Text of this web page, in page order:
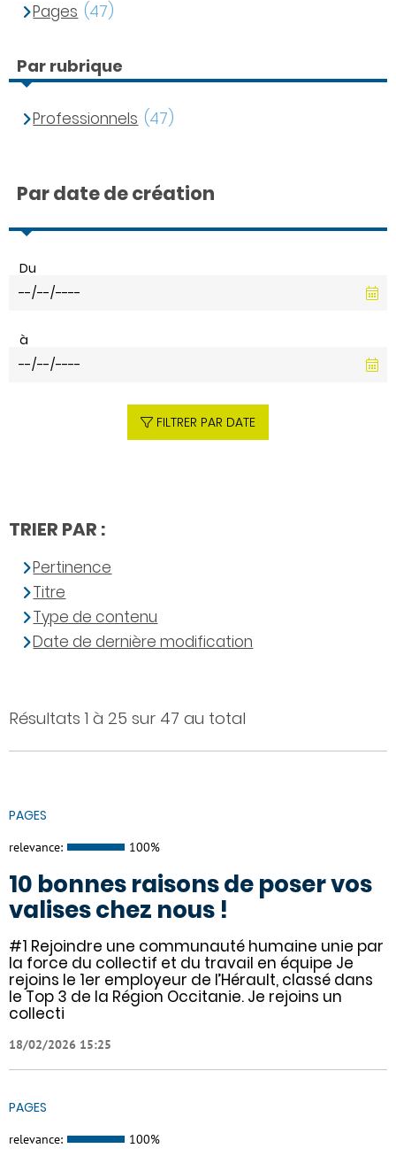
Résultats 1 à 25 sur 47 au total
PAGES
relevance: 100%
10 bonnes raisons de poser vos
valises chez nous !
#1 Rejoindre une communauté humaine unie par
la force du collectif et du travail en équipe Je
rejoins le 1er employeur de l’Hérault, classé dans
le Top 3 de la Région Occitanie. Je rejoins un
collecti
18/02/2026 15:25
PAGES
relevance: 100%
Pages (47)
Par rubrique
Professionnels (47)
Par date de création
Du
à
FILTRER PAR DATE
TRIER PAR :
Pertinence
Titre
Type de contenu
Date de dernière modification